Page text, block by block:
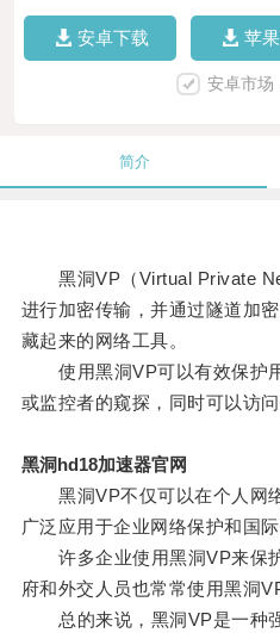
安卓下载 苹
安卓市场
简介
黑洞VP（Virtual Private
进行加密传输，并通过隧道加
藏起来的网络工具。
使用黑洞VP可以有效保护
或监控者的窥探，同时可以访
黑洞hd18加速器官网
黑洞VP不仅可以在个人网
广泛应用于企业网络保护和国际
许多企业使用黑洞VP来保
府和外交人员也常常使用黑洞
总的来说，黑洞VP是一种